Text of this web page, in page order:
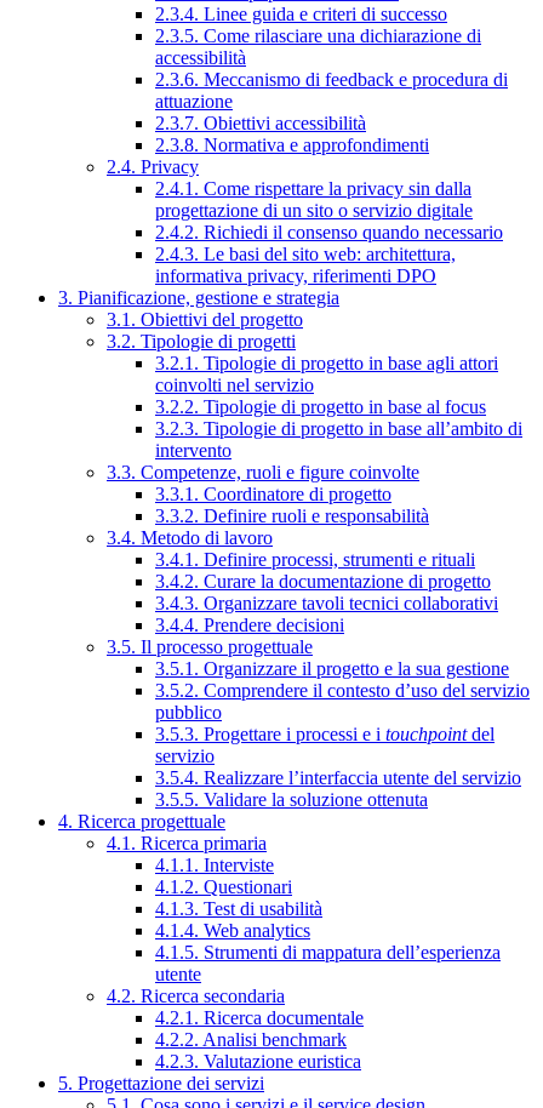
2.3.4. Linee guida e criteri di successo
2.3.5. Come rilasciare una dichiarazione di
accessibilità
2.3.6. Meccanismo di feedback e procedura di
attuazione
2.3.7. Obiettivi accessibilità
2.3.8. Normativa e approfondimenti
2.4. Privacy
2.4.1. Come rispettare la privacy sin dalla
progettazione di un sito o servizio digitale
2.4.2. Richiedi il consenso quando necessario
2.4.3. Le basi del sito web: architettura,
informativa privacy, riferimenti DPO
3. Pianificazione, gestione e strategia
3.1. Obiettivi del progetto
3.2. Tipologie di progetti
3.2.1. Tipologie di progetto in base agli attori
coinvolti nel servizio
3.2.2. Tipologie di progetto in base al focus
3.2.3. Tipologie di progetto in base all’ambito di
intervento
3.3. Competenze, ruoli e figure coinvolte
3.3.1. Coordinatore di progetto
3.3.2. Definire ruoli e responsabilità
3.4. Metodo di lavoro
3.4.1. Definire processi, strumenti e rituali
3.4.2. Curare la documentazione di progetto
3.4.3. Organizzare tavoli tecnici collaborativi
3.4.4. Prendere decisioni
3.5. Il processo progettuale
3.5.1. Organizzare il progetto e la sua gestione
3.5.2. Comprendere il contesto d’uso del servizio
pubblico
3.5.3. Progettare i processi e i touchpointdel
servizio
3.5.4. Realizzare l’interfaccia utente del servizio
3.5.5. Validare la soluzione ottenuta
4. Ricerca progettuale
4.1. Ricerca primaria
4.1.1. Interviste
4.1.2. Questionari
4.1.3. Test di usabilità
4.1.4. Web analytics
4.1.5. Strumenti di mappatura dell’esperienza
utente
4.2. Ricerca secondaria
4.2.1. Ricerca documentale
4.2.2. Analisi benchmark
4.2.3. Valutazione euristica
5. Progettazione dei servizi